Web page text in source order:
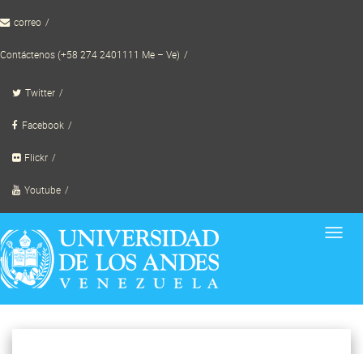
to correo
Contáctenos (+58 274 2401111 Me – Ve)
Twitter
Facebook
Flickr
Youtube